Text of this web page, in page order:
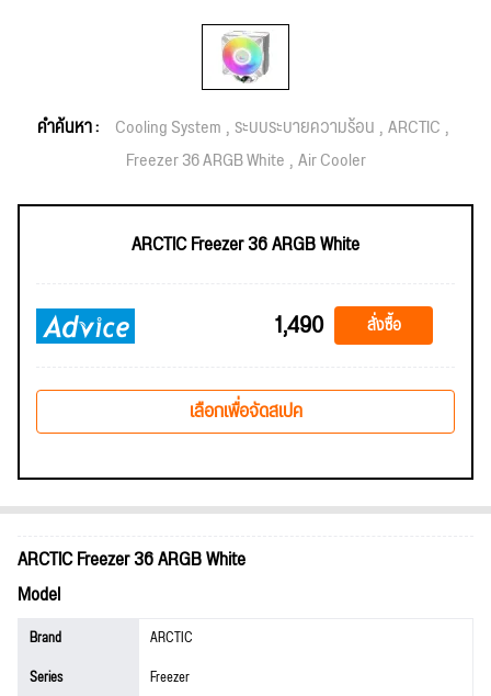
คำค้นหา : Cooling System ระบบระบายความร้อน ARCTIC
Freezer 36 ARGB White Air Cooler
ARCTIC Freezer 36 ARGB White
1,490 สั่งซื้อ
เลือกเพื่อจัดสเปค
ARCTIC Freezer 36 ARGB White
Model
Brand
ARCTIC
Series
Freezer